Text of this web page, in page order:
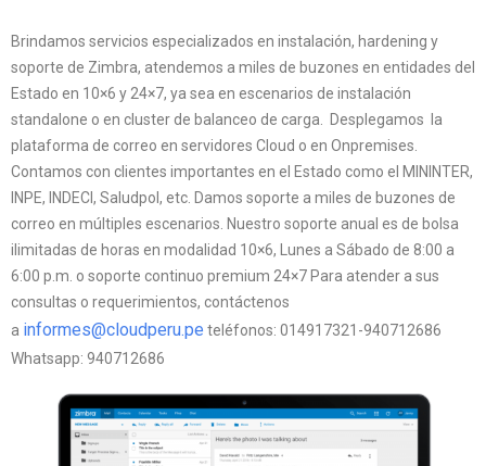
Brindamos servicios especializados en instalación, hardening y
soporte de Zimbra, atendemos a miles de buzones en entidades del
Estado en 10×6 y 24×7, ya sea en escenarios de instalación
standalone o en cluster de balanceo de carga. Desplegamos la
plataforma de correo en servidores Cloud o en Onpremises.
Contamos con clientes importantes en el Estado como el MININTER,
INPE, INDECI, Saludpol, etc. Damos soporte a miles de buzones de
correo en múltiples escenarios. Nuestro soporte anual es de bolsa
ilimitadas de horas en modalidad 10×6, Lunes a Sábado de 8:00 a
6:00 p.m. o soporte continuo premium 24×7 Para atender a sus
consultas o requerimientos, contáctenos
a informes@cloudperu.pe teléfonos: 014917321-940712686
Whatsapp: 940712686